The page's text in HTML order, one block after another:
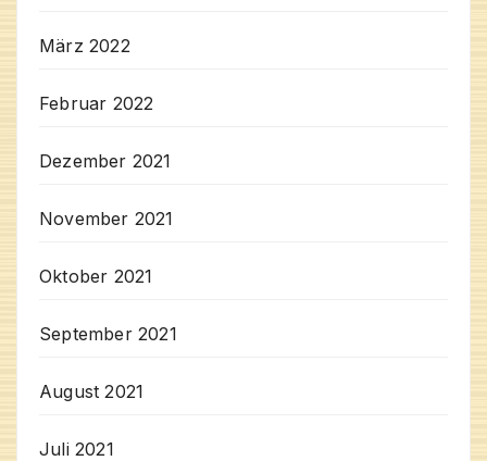
März 2022
Februar 2022
Dezember 2021
November 2021
Oktober 2021
September 2021
August 2021
Juli 2021